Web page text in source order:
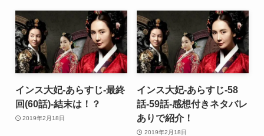
インス大妃-あらすじ-最終
回(60話)-結末は！？
2019年2月18日
インス大妃-あらすじ-58
話-59話-感想付きネタバレ
ありで紹介！
2019年2月18日